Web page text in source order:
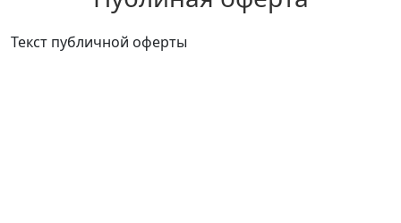
Текст публичной оферты